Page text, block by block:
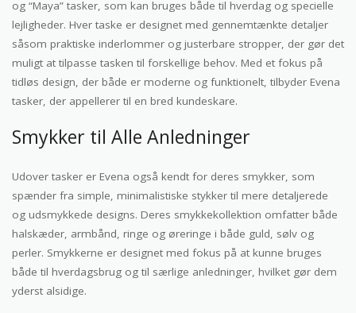
og “Maya” tasker, som kan bruges både til hverdag og specielle
lejligheder. Hver taske er designet med gennemtænkte detaljer
såsom praktiske inderlommer og justerbare stropper, der gør det
muligt at tilpasse tasken til forskellige behov. Med et fokus på
tidløs design, der både er moderne og funktionelt, tilbyder Evena
tasker, der appellerer til en bred kundeskare.
Smykker til Alle Anledninger
Udover tasker er Evena også kendt for deres smykker, som
spænder fra simple, minimalistiske stykker til mere detaljerede
og udsmykkede designs. Deres smykkekollektion omfatter både
halskæder, armbånd, ringe og øreringe i både guld, sølv og
perler. Smykkerne er designet med fokus på at kunne bruges
både til hverdagsbrug og til særlige anledninger, hvilket gør dem
yderst alsidige.